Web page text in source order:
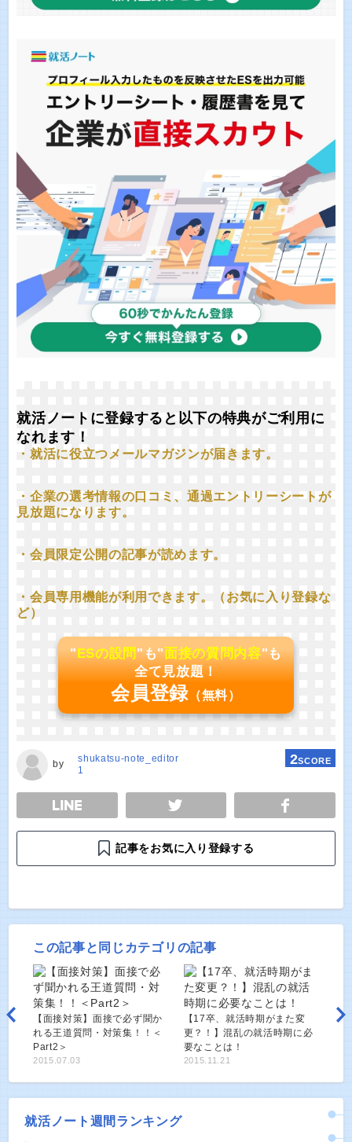
就活ノートに登録すると以下の特典がご利用に
なれます！
・就活に役立つメールマガジンが届きます。
・企業の選考情報の口コミ、通過エントリーシートが
見放題になります。
・会員限定公開の記事が読めます。
・会員専用機能が利用できます。（お気に入り登録な
ど）
"ESの設問"も"面接の質問内容"も
全て見放題！
会員登録 （無料）
by
shukatsu-note_editor
1
2SCORE
TWEET
記事をお気に入り登録する
この記事と同じカテゴリの記事
【面接対策】面接で必ず聞か
れる王道質問・対策集！！＜
Part2＞
2015.07.03
【17卒、就活時期がまた変
更？！】混乱の就活時期に必
要なことは！
2015.11.21
就活ノート週間ランキング